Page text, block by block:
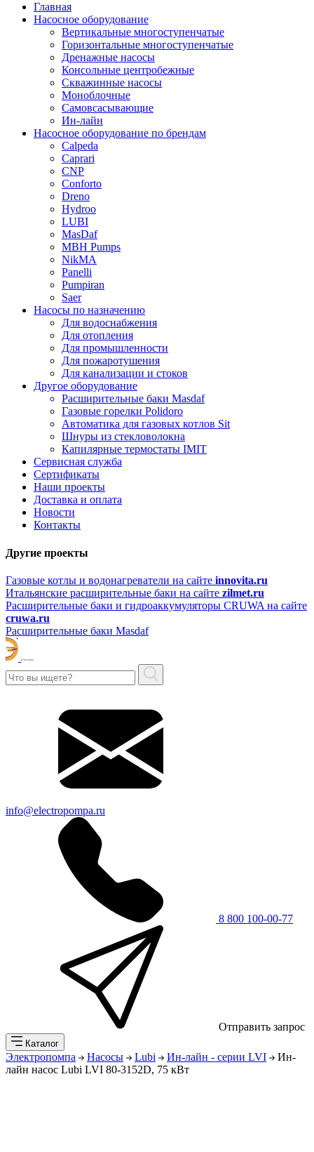
Главная
Насосное оборудование
Вертикальные многоступенчатые
Горизонтальные многоступенчатые
Дренажные насосы
Консольные центробежные
Скважинные насосы
Моноблочные
Самовсасывающие
Ин-лайн
Насосное оборудование по брендам
Calpeda
Caprari
CNP
Conforto
Dreno
Hydroo
LUBI
MasDaf
MBH Pumps
NikMA
Panelli
Pumpiran
Saer
Насосы по назначению
Для водоснабжения
Для отопления
Для промышленности
Для пожаротушения
Для канализации и стоков
Другое оборудование
Расширительные баки Masdaf
Газовые горелки Polidoro
Автоматика для газовых котлов Sit
Шнуры из стекловолокна
Капилярные термостаты IMIT
Сервисная служба
Сертификаты
Наши проекты
Доставка и оплата
Новости
Контакты
Другие проекты
Газовые котлы и водонагреватели на сайте innovita.ru
Итальянские расширительные баки на сайте zilmet.ru
Расширительные баки и гидроаккумуляторы CRUWA на сайте
cruwa.ru
Расширительные баки Masdaf
info@electropompa.ru
8 800 100-00-77
Отправить запрос
Каталог
Электропомпа Насосы Lubi Ин-лайн - серии LVI
Ин-
лайн насос Lubi LVI 80-3152D, 75 кВт